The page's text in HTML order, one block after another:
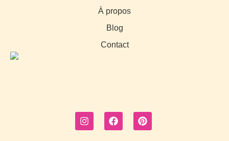
À propos
Blog
Contact